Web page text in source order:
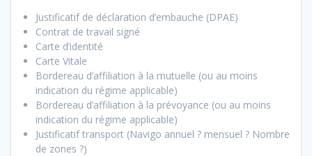
Justificatif de déclaration d’embauche (DPAE)
Contrat de travail signé
Carte d’identité
Carte Vitale
Bordereau d’affiliation à la mutuelle (ou au moins
indication du régime applicable)
Bordereau d’affiliation à la prévoyance (ou au moins
indication du régime applicable)
Justificatif transport (Navigo annuel ? mensuel ? Nombre
de zones ?)